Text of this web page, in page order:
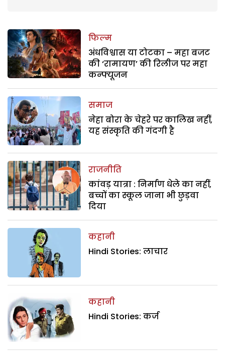
फिल्म
अंधविश्वास या टोटका – महा बजट
की ‘रामायण’ की रिलीज पर महा
कन्फ्यूजन
समाज
नेहा बोरा के चेहरे पर कालिख नहीं,
यह संस्कृति की गंदगी है
राजनीति
कांवड़ यात्रा : निर्माण धेले का नहीं,
बच्चों का स्कूल जाना भी छुड़वा
दिया
कहानी
Hindi Stories: लाचार
कहानी
Hindi Stories: कर्ज